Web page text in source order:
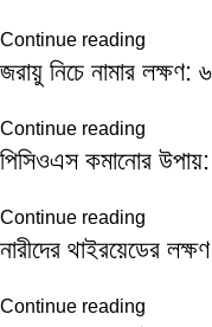
Continue reading
জরায়ু নিচে নামার লক্ষণ:
Continue reading
পিসিওএস কমানোর
Continue reading
নারীদের থাইরয়েডের
Continue reading